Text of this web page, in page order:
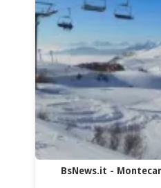
BsNews.it -